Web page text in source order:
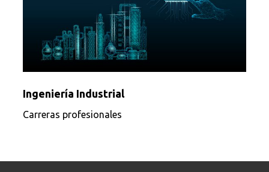
Ingeniería Industrial
Carreras profesionales